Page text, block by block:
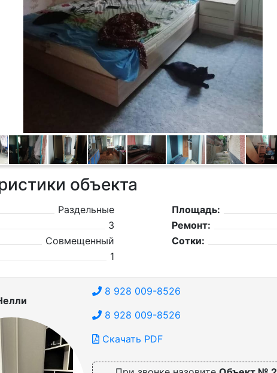
объекта
Раздельные
3
Совмещенный
1
Площадь:
Ремонт:
Сотки:
8 928 009-8526
8 928 009-8526
Скачать PDF